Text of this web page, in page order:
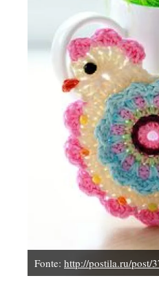
Fonte: http://postila.ru/post/